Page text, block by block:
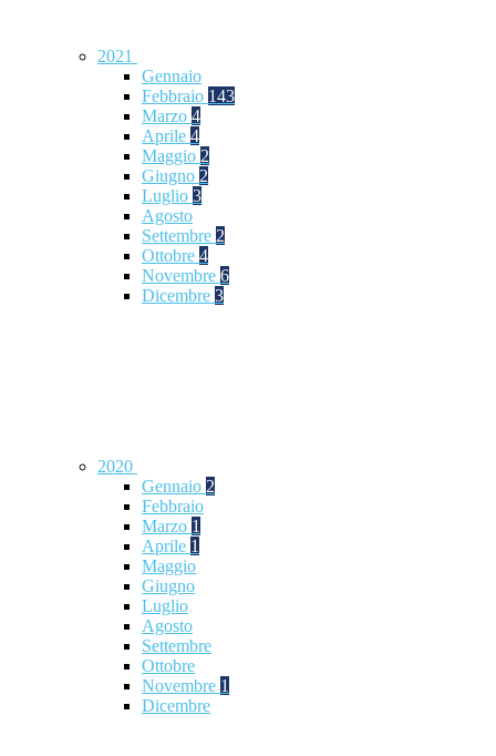
2021
Gennaio
Febbraio 143
Marzo 4
Aprile 4
Maggio 2
Giugno 2
Luglio 3
Agosto
Settembre 2
Ottobre 4
Novembre 6
Dicembre 3
2020
Gennaio 2
Febbraio
Marzo 1
Aprile 1
Maggio
Giugno
Luglio
Agosto
Settembre
Ottobre
Novembre 1
Dicembre